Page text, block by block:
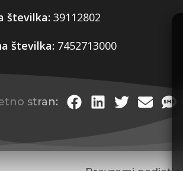
številka: 39112802
številka: 7452713000
stran: